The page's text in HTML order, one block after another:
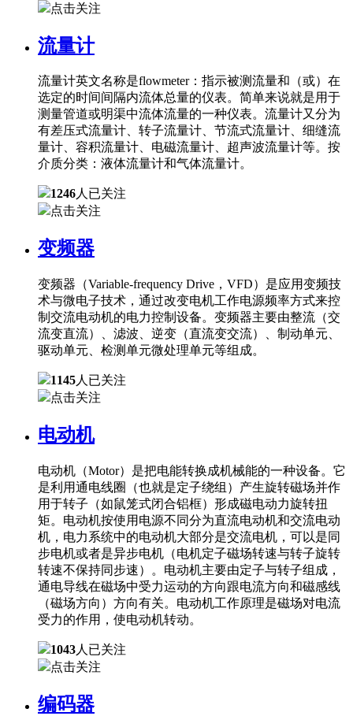
点击关注
流量计
流量计英文名称是flowmeter：指示被测流量和（或）在
选定的时间间隔内流体总量的仪表。简单来说就是用于
测量管道或明渠中流体流量的一种仪表。流量计又分为
有差压式流量计、转子流量计、节流式流量计、细缝流
量计、容积流量计、电磁流量计、超声波流量计等。按
介质分类：液体流量计和气体流量计。
1246人已关注
点击关注
变频器
变频器（Variable-frequency Drive，VFD）是应用变频技
术与微电子技术，通过改变电机工作电源频率方式来控
制交流电动机的电力控制设备。变频器主要由整流（交
流变直流）、滤波、逆变（直流变交流）、制动单元、
驱动单元、检测单元微处理单元等组成。
1145人已关注
点击关注
电动机
电动机（Motor）是把电能转换成机械能的一种设备。它
是利用通电线圈（也就是定子绕组）产生旋转磁场并作
用于转子（如鼠笼式闭合铝框）形成磁电动力旋转扭
矩。电动机按使用电源不同分为直流电动机和交流电动
机，电力系统中的电动机大部分是交流电机，可以是同
步电机或者是异步电机（电机定子磁场转速与转子旋转
转速不保持同步速）。电动机主要由定子与转子组成，
通电导线在磁场中受力运动的方向跟电流方向和磁感线
（磁场方向）方向有关。电动机工作原理是磁场对电流
受力的作用，使电动机转动。
1043人已关注
点击关注
编码器